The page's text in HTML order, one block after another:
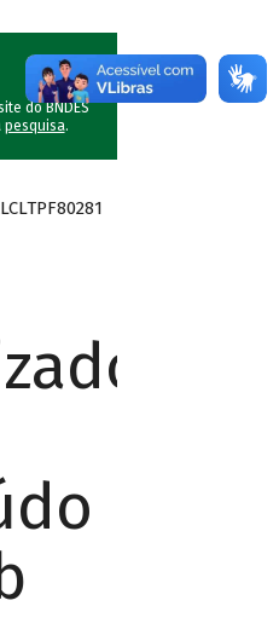
do BNDES
pesquisa.